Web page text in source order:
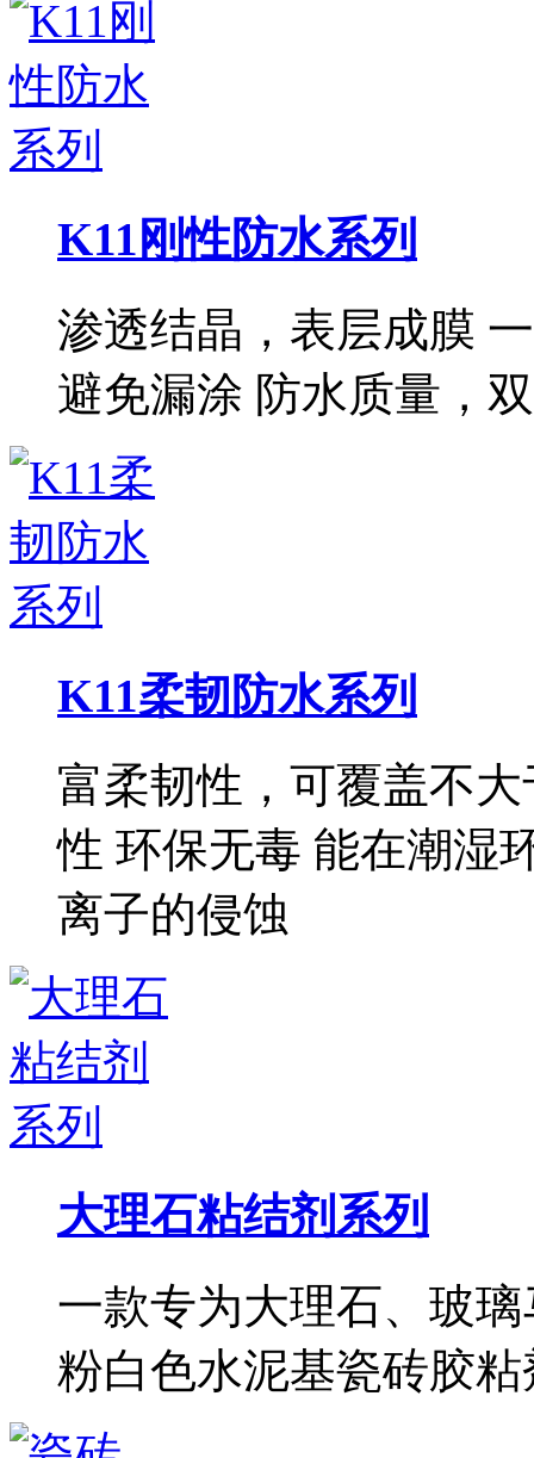
K11刚性防水系列
渗透结晶，表层成膜
避免漏涂 防水质量，
K11柔韧防水系列
富柔韧性，可覆盖不
性 环保无毒 能在潮湿
离子的侵蚀
大理石粘结剂系列
一款专为大理石、玻
粉白色水泥基瓷砖胶